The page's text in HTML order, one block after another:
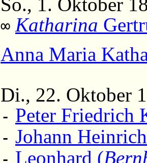
∞ Katharina
Anna Maria
Di., 22. Oktober
- Peter Friedrich
- Johann
- Leonhard (